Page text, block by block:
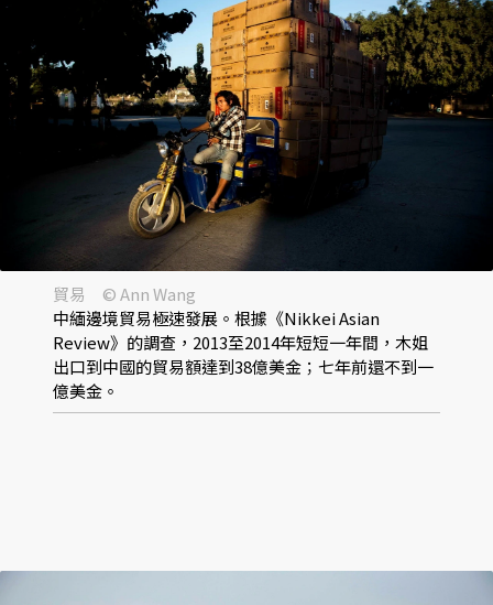
貿易 © Ann Wang
中緬邊境貿易極速發展。根據《Nikkei Asian
Review》的調查，2013至2014年短短一年間，木姐
出口到中國的貿易額達到38億美金；七年前還不到一
億美金。